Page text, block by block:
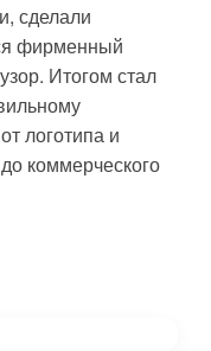
сделали
фирменный
Итогом стал
логотипа и
коммерческого